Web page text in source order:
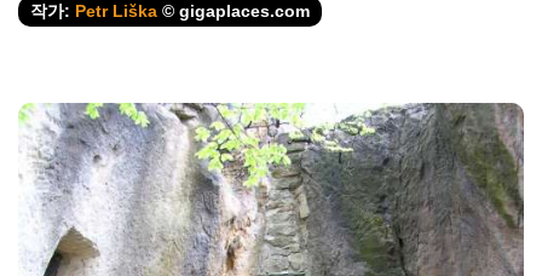
작가: Petr Liška © gigaplaces.com